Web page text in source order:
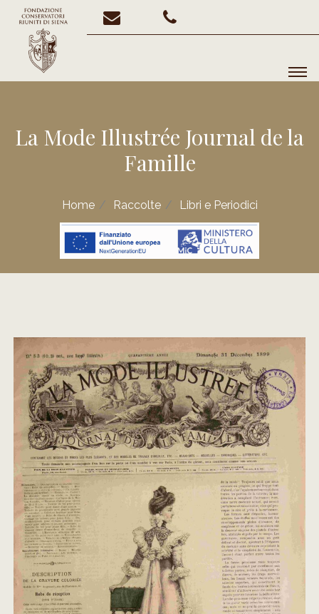
La Mode Illustrée Journal de la
Famille
Home Raccolte Libri e Periodici